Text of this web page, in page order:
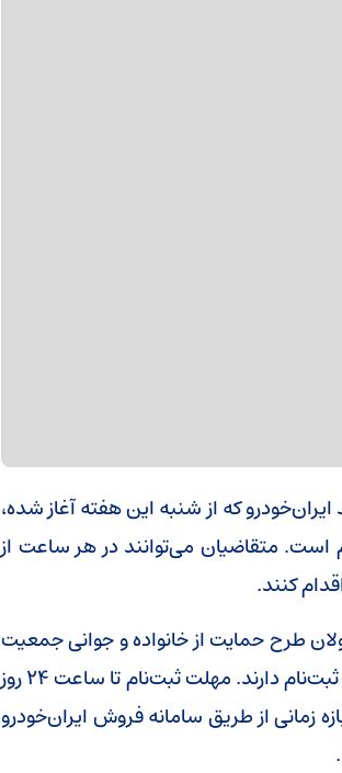
که از شنبه این هفته آغاز شده،
است. متقاضیان می‌توانند در هر ساعت از
کنند.
طرح حمایت از خانواده و جوانی جمعیت
و همچنین متقاضیان جایگزینی خودروهای فرسوده امکان ثبت‌نام دارند. مهلت ثبت‌نام تا ساعت ۲۴ روز
بازه زمانی از طریق سامانه فروش ایران‌خودرو